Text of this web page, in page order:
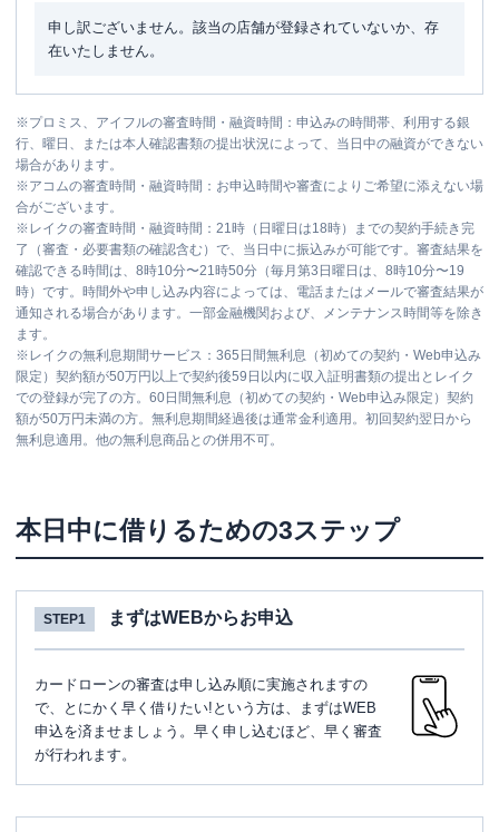
申し訳ございません。該当の店舗が登録されていないか、存
在いたしません。
※プロミス、アイフルの審査時間・融資時間：申込みの時間帯、利用する銀
行、曜日、または本人確認書類の提出状況によって、当日中の融資ができない
場合があります。
※アコムの審査時間・融資時間：お申込時間や審査によりご希望に添えない場
合がございます。
※ レイクの審査時間・融資時間：21時（日曜日は18時）までの契約手続き完
了（審査・必要書類の確認含む）で、当日中に振込みが可能です。審査結果を
確認できる時間は、8時10分〜21時50分（毎月第3日曜日は、8時10分〜19
時）です。時間外や申し込み内容によっては、電話またはメールで審査結果が
通知される場合があります。一部金融機関および、メンテナンス時間等を除き
ます。
※ レイクの無利息期間サービス：365日間無利息（初めての契約・Web申込み
限定）契約額が50万円以上で契約後59日以内に収入証明書類の提出とレイク
での登録が完了の方。60日間無利息（初めての契約・Web申込み限定）契約
額が50万円未満の方。無利息期間経過後は通常金利適用。初回契約翌日から
無利息適用。他の無利息商品との併用不可。
本日中に借りるための3ステップ
STEP1 まずはWEBからお申込
カードローンの審査は申し込み順に実施されますの
で、とにかく早く借りたい!という方は、まずはWEB
申込を済ませましょう。早く申し込むほど、早く審査
が行われます。